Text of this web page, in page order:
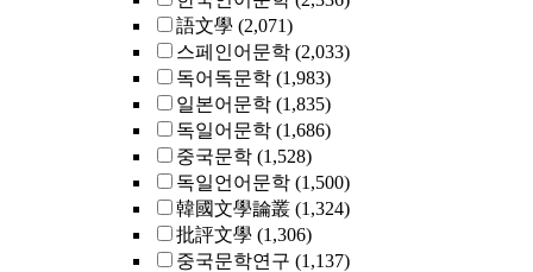
語文學 (2,071)
스페인어문학 (2,033)
독어독문학 (1,983)
일본어문학 (1,835)
독일어문학 (1,686)
중국문학 (1,528)
독일언어문학 (1,500)
韓國文學論叢 (1,324)
批評文學 (1,306)
중국문학연구 (1,137)